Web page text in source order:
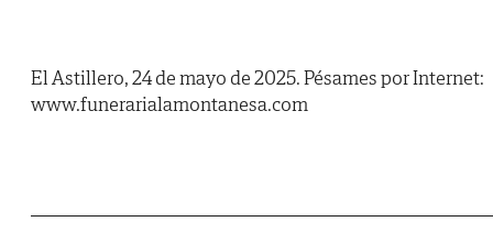
El Astillero, 24 de mayo de 2025. Pésames por Internet:
www.funerarialamontanesa.com